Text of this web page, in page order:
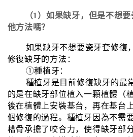
（1）如果缺牙，但是不想
他方法嗎？
如果缺牙不想要瓷牙套修復
修復缺牙的方法：
①種植牙：
種植牙是目前修復缺牙的最
的是在缺牙部位植入一顆植體（
後在植體上安裝基台，再在基台
個修復的過程。種植牙因為不需
槽骨承擔了咬合力，使得缺牙部